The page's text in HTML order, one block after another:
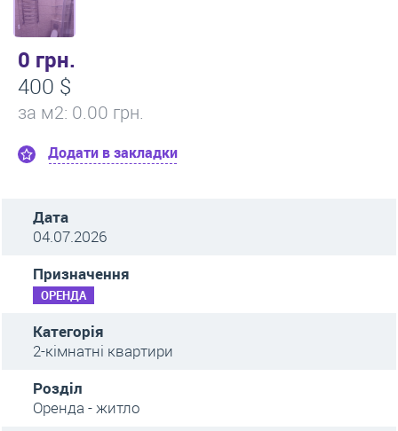
0 грн.
400 $
за м2: 0.00 грн.
Додати в закладки
Дата
04.07.2026
Призначення
ОРЕНДА
Категорія
2-кімнатні квартири
Розділ
Оренда - житло